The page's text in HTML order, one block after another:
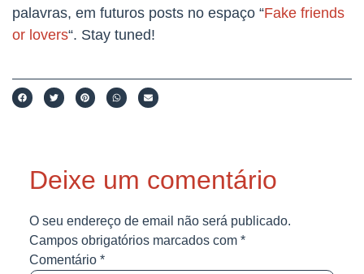
palavras, em futuros posts no espaço “Fake friends
or lovers“. Stay tuned!
Deixe um comentário
O seu endereço de email não será publicado.
Campos obrigatórios marcados com *
Comentário *